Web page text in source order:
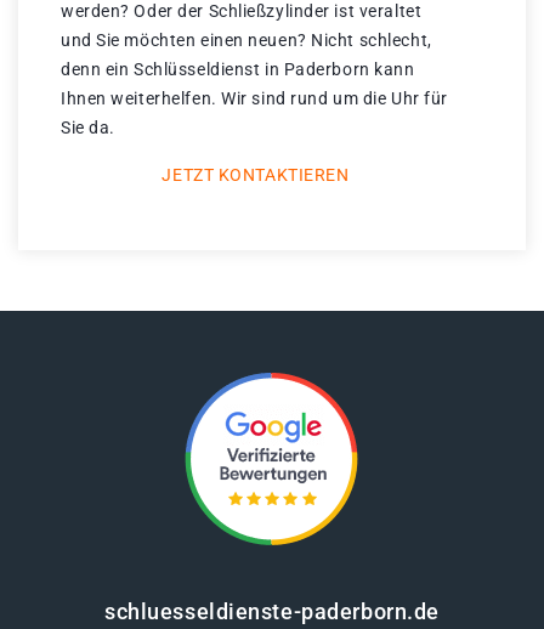
werden? Oder der Schließzylinder ist veraltet
und Sie möchten einen neuen? Nicht schlecht,
denn ein Schlüsseldienst in Paderborn kann
Ihnen weiterhelfen. Wir sind rund um die Uhr für
Sie da.
JETZT KONTAKTIEREN
schluesseldienste-paderborn.de